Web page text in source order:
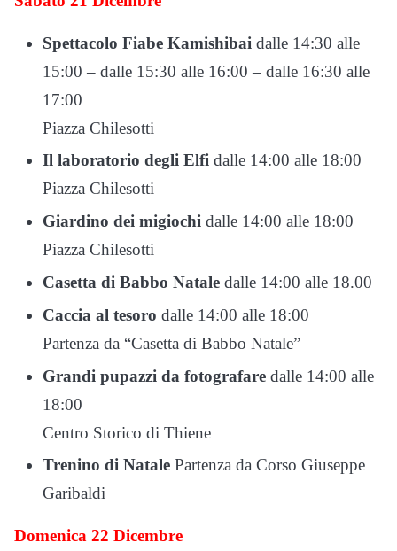
Spettacolo Fiabe Kamishibai dalle 14:30 alle
15:00 – dalle 15:30 alle 16:00 – dalle 16:30 alle
17:00
Piazza Chilesotti
Il laboratorio degli Elfi dalle 14:00 alle 18:00
Piazza Chilesotti
Giardino dei migiochi dalle 14:00 alle 18:00
Piazza Chilesotti
Casetta di Babbo Natale dalle 14:00 alle 18.00
Caccia al tesoro dalle 14:00 alle 18:00
Partenza da “Casetta di Babbo Natale”
Grandi pupazzi da fotografare dalle 14:00 alle
18:00
Centro Storico di Thiene
Trenino di Natale Partenza da Corso Giuseppe
Garibaldi
Domenica 22 Dicembre